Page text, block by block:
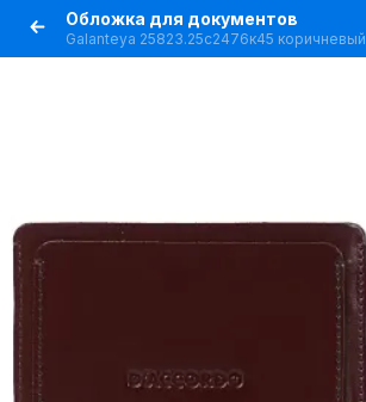
Обложка для документов
Galanteya 25823.25с2476к45 коричневый